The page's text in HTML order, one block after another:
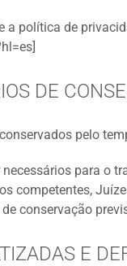
a política de
DE
pelo
para o
competentes,
conservação
E